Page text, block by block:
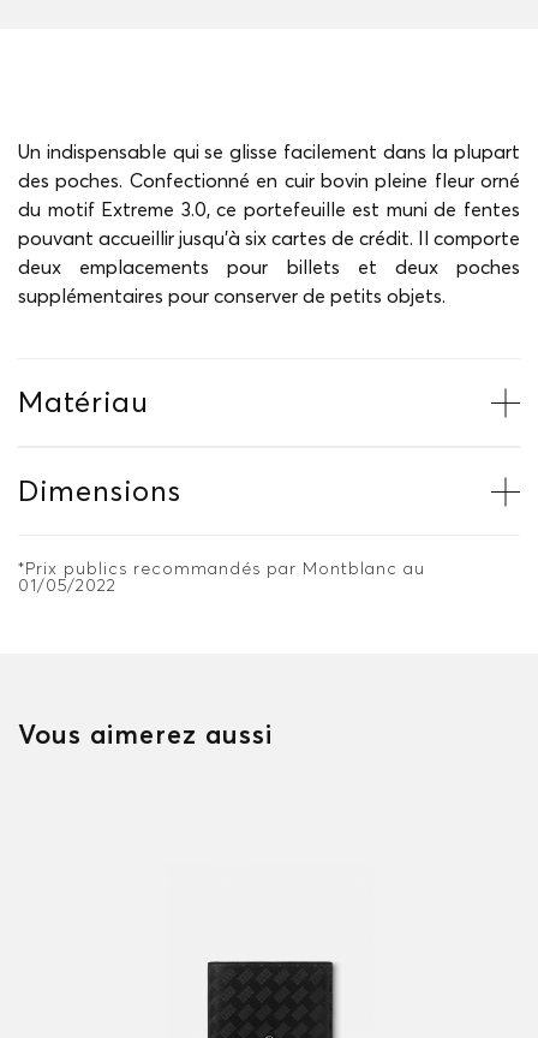
Un indispensable qui se glisse facilement dans la plupart
des poches. Confectionné en cuir bovin pleine fleur orné
du motif Extreme 3.0, ce portefeuille est muni de fentes
pouvant accueillir jusqu’à six cartes de crédit. Il comporte
deux emplacements pour billets et deux poches
supplémentaires pour conserver de petits objets.
Matériau
Dimensions
*Prix publics recommandés par Montblanc au
01/05/2022
Vous aimerez aussi